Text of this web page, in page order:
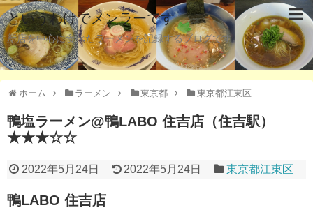
というわけでメンラーです
新店を中心に食べたラーメンを記録するブログです。
ホーム ラーメン 東京都 東京都江東区
鴨塩ラーメン@鴨LABO 住吉店（住吉駅）
★★★☆☆
2022年5月24日 2022年5月24日 東京都江東区
鴨LABO 住吉店